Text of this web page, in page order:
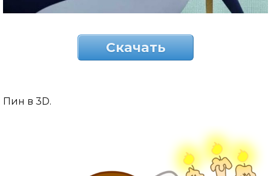
Скачать
Пин в 3D.